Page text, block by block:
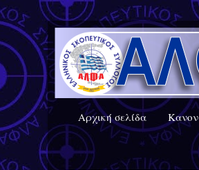
Αρχική σελίδα